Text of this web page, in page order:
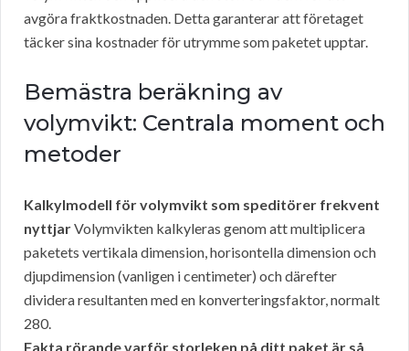
avgöra fraktkostnaden. Detta garanterar att företaget
täcker sina kostnader för utrymme som paketet upptar.
Bemästra beräkning av
volymvikt: Centrala moment och
metoder
Kalkylmodell för volymvikt som speditörer frekvent
nyttjarVolymvikten kalkyleras genom att multiplicera
paketets vertikala dimension, horisontella dimension och
djupdimension (vanligen i centimeter) och därefter
dividera resultanten med en konverteringsfaktor, normalt
280.
Fakta rörande varför storleken på ditt paket är så